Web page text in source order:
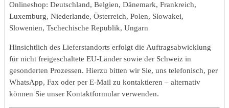
Onlineshop: Deutschland, Belgien, Dänemark, Frankreich,
Luxemburg, Niederlande, Österreich, Polen, Slowakei,
Slowenien, Tschechische Republik, Ungarn
Hinsichtlich des Lieferstandorts erfolgt die Auftragsabwicklung
für nicht freigeschaltete EU-Länder sowie der Schweiz in
gesonderten Prozessen. Hierzu bitten wir Sie, uns telefonisch, per
WhatsApp, Fax oder per E-Mail zu kontaktieren – alternativ
können Sie unser Kontaktformular verwenden.